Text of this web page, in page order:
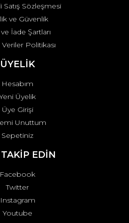
Satış Sözleşmesi
ve Güvenlik
İade Şartları
Veriler Politikası
ÜYELİK
Hesabım
Üyelik
Üye Girişi
Unuttum
Sepetiniz
EDİN
Facebook
Twitter
Instagram
Youtube